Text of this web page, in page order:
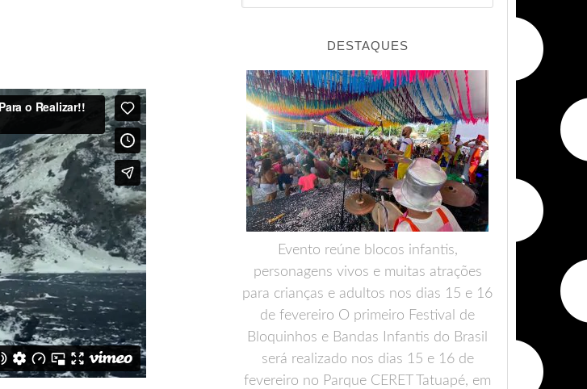
DESTAQUES
Evento reúne blocos infantis,
personagens vivos e muitas atrações
para crianças e adultos nos dias 15 e 16
de fevereiro O primeiro Festival de
Bloquinhos e Bandas Infantis do Brasil
será realizado nos dias 15 e 16 de
fevereiro no Parque CERET Tatuapé, em